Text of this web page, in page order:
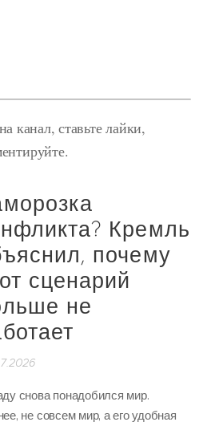
канал, ставьте лайки,
Кремль
почему
сценарий
не
снова понадобился мир.
не совсем мир, а его удобная